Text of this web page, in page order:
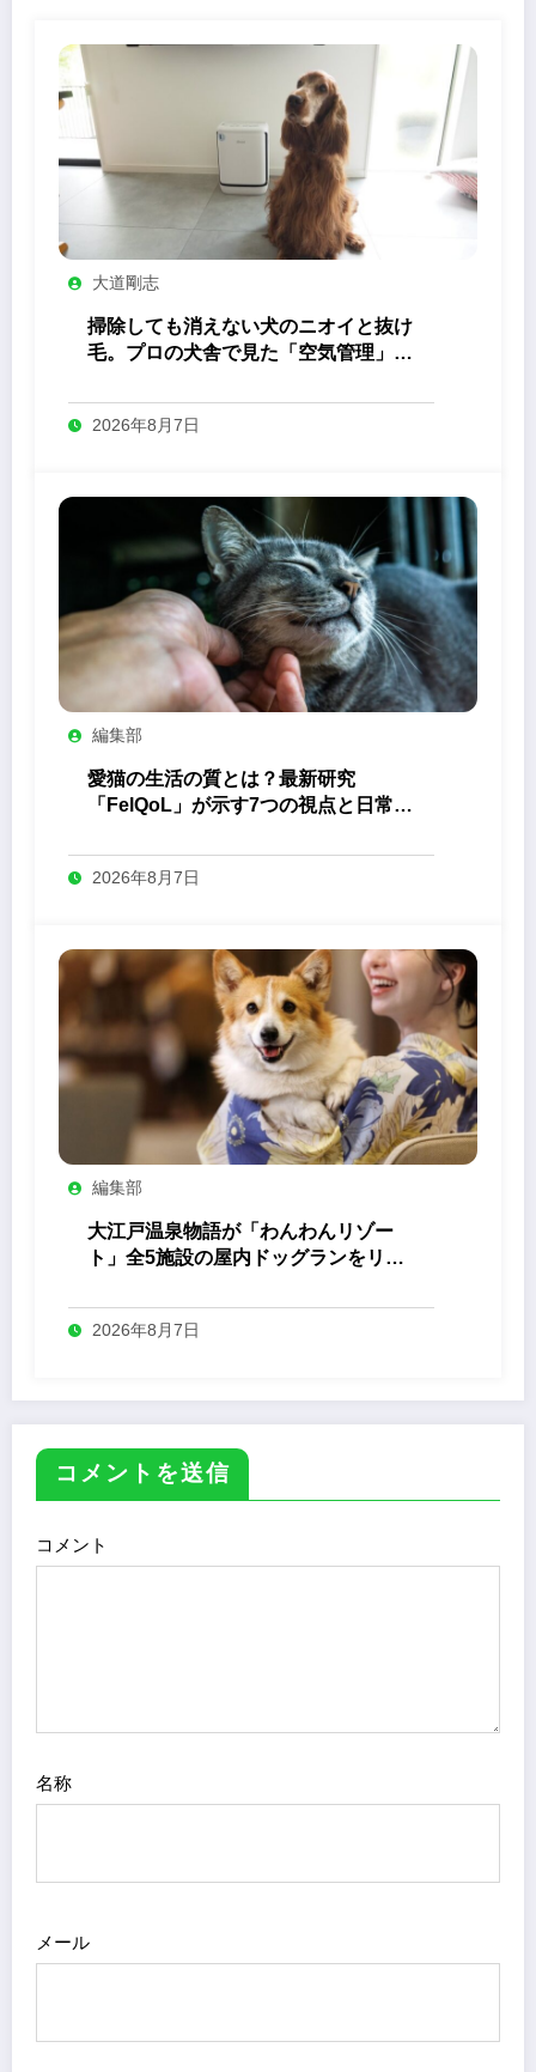
大道剛志
掃除しても消えない犬のニオイと抜け
毛。プロの犬舎で見た「空気管理」の
2026年8月7日
編集部
愛猫の生活の質とは？最新研究
「FelQoL」が示す7つの視点と日常の
2026年8月7日
編集部
大江戸温泉物語が「わんわんリゾー
ト」全5施設の屋内ドッグランをリニ
2026年8月7日
コメントを送信
コメント
名称
メール